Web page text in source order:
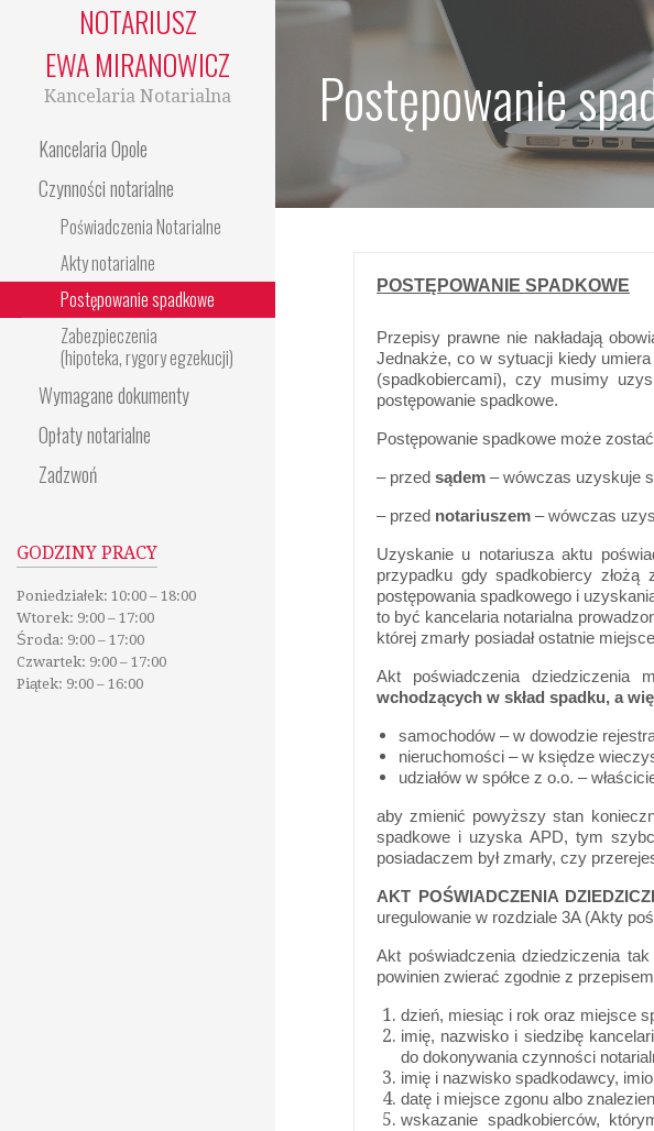
NOTARIUSZ
EWA MIRANOWICZ
Kancelaria Notarialna
Kancelaria Opole
Czynności notarialne
Poświadczenia Notarialne
Akty notarialne
Postępowanie spadkowe
Zabezpieczenia
(hipoteka, rygory egzekucji)
Wymagane dokumenty
Opłaty notarialne
Zadzwoń
GODZINY PRACY
Poniedziałek: 10:00 – 18:00
Wtorek: 9:00 – 17:00
Środa: 9:00 – 17:00
Czwartek: 9:00 – 17:00
Piątek: 9:00 – 16:00
Postępowanie
POSTĘPOWANIE SPADKOWE
Przepisy prawne nie nakładają
Jednakże, co w sytuacji kiedy
(spadkobiercami), czy musimy
postępowanie spadkowe.
Postępowanie spadkowe może
– przed sądem – wówczas uzyskuje
– przed notariuszem – wówczas
Uzyskanie u notariusza aktu
przypadku gdy spadkobiercy złożą
postępowania spadkowego i
to być kancelaria notarialna
której zmarły posiadał ostatnie
Akt poświadczenia dziedziczenia
wchodzących w skład spadku, a
samochodów – w dowodzie
nieruchomości – w księdze
udziałów w spółce z o.o. –
aby zmienić powyższy stan
spadkowe i uzyska APD, tym
posiadaczem był zmarły, czy
AKT POŚWIADCZENIA
uregulowanie w rozdziale 3A (Akty
Akt poświadczenia dziedziczenia
powinien zwierać zgodnie z
dzień, miesiąc i rok oraz miejsce
imię, nazwisko i siedzibę
do dokonywania czynności
imię i nazwisko spadkodawcy,
datę i miejsce zgonu albo
wskazanie spadkobierców,